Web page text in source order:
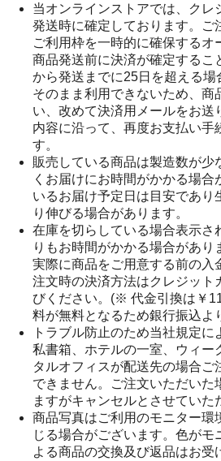
当オンラインストアでは、クレ
発送時に確定しております。ご
ご利用枠を一時的に確保するオ
商品発送前に決済が確定するこ
から発送までに25日を超える
そのまま利用できないため、商
い、改めて決済用メールをお送
内容に沿って、再度お支払い手
す。
販売している商品は製造数が少
くお届けにお時間がかかる場合
いるお届け予定日は目安であり
り伸びる場合があります。
在庫を切らしている場合表示さ
りもお時間がかかる場合があり
実際に商品をご用意する前の入
注文時の決済方法はクレジット
びください。(※ 代金引換は￥
料が無料となるため銀行振込よ
トラブル防止のため当社規定
私書箱、ホテルの一室、ウィー
タルオフィスが配送先の場合ご
できません。ご注文いただいた
ますがキャンセルとさせていた
商品写真はご利用のモニター環
じる場合がございます。色がモ
よる商品の交換及び返品はお受